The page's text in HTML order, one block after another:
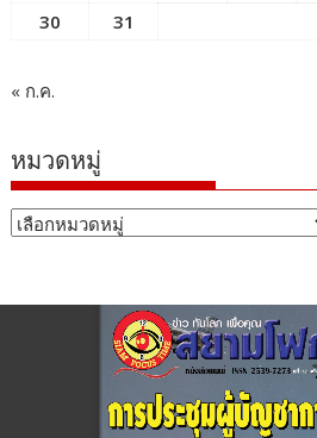
30
31
« ก.ค.
หมวดหมู่
หมวด